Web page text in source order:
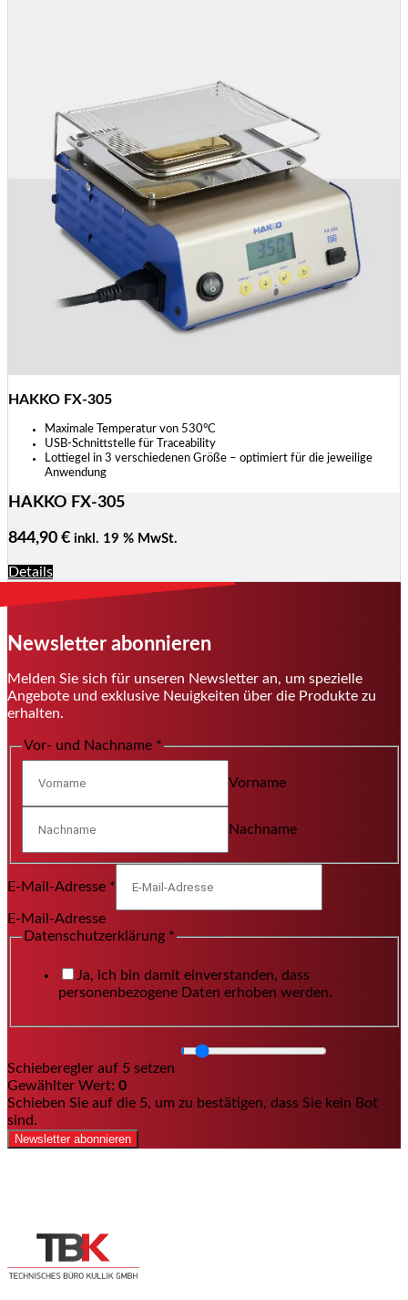
HAKKO FX-305
Maximale Temperatur von 530°C
USB-Schnittstelle für Traceability
Lottiegel in 3 verschiedenen Größe – optimiert für die jeweilige
Anwendung
HAKKO FX-305
844,90 € inkl. 19 % MwSt.
Details
Newsletter abonnieren
Melden Sie sich für unseren Newsletter an, um spezielle
Angebote und exklusive Neuigkeiten über die Produkte zu
erhalten.
Vor- und Nachname *
Vorname
Nachname
E-Mail-Adresse *
E-Mail-Adresse
Datenschutzerklärung *
Ja, ich bin damit einverstanden, dass
personenbezogene Daten erhoben werden.
Schieberegler auf 5 setzen
Gewählter Wert: 0
Schieben Sie auf die 5, um zu bestätigen, dass Sie kein Bot
sind.
Newsletter abonnieren